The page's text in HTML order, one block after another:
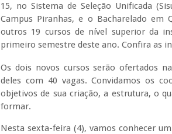
15, no Sistema de Seleção Unificada
Campus Piranhas, e o Bacharelado em
outros 19 cursos de nível superior da
primeiro semestre deste ano. Confira as
Os dois novos cursos serão ofertados
deles com 40 vagas. Convidamos os
objetivos de sua criação, a estrutura, o
formar.
Nesta sexta-feira (4), vamos conhecer